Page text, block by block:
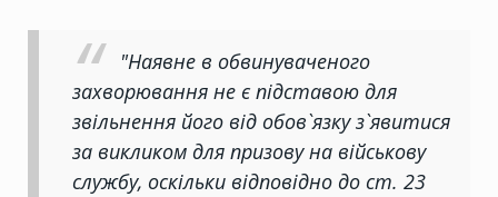
"Наявне в обвинуваченого
захворювання не є підставою для
звільнення його від обов`язку з`явитися
за викликом для призову на військову
службу, оскільки відповідно до ст. 23